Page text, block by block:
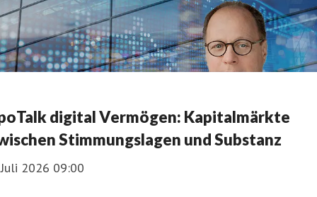
digital Vermögen: Kapitalmärkte
Stimmungslagen und Substanz
2026 09:00